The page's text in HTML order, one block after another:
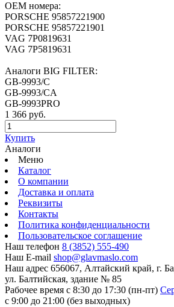
ОЕМ номера:
PORSCHE 95857221900
PORSCHE 95857221901
VAG 7P0819631
VAG 7P5819631
Аналоги BIG FILTER:
GB-9993/C
GB-9993/CA
GB-9993PRO
1 366 руб.
Купить
Аналоги
Меню
Каталог
О компании
Доставка и оплата
Реквизиты
Контакты
Политика конфиденциальности
Пользовательское соглашение
Наш телефон 8 (3852) 555-490
Наш E-mail shop@glavmaslo.com
Наш адрес 656067, Алтайский край, г.
ул. Балтийская, здание № 85
Рабочее время с 8:30 до 17:30 (пн-пт)
с 9:00 до 21:00 (без выходных)